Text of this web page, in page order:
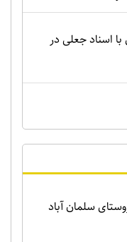
اسناد جعلی در
سلمان آباد